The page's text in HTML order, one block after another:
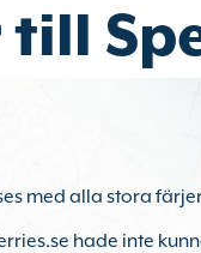
med alla stora
hade inte